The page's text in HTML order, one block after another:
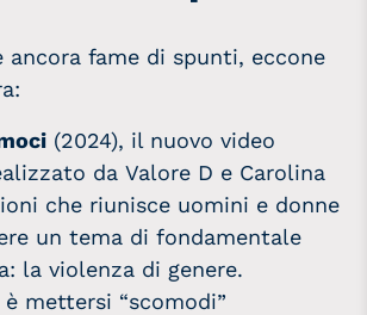
ancora fame di spunti, eccone
(2024), il nuovo video
da Valore D e Carolina
che riunisce uomini e donne
un tema di fondamentale
la violenza di genere.
è mettersi “scomodi”